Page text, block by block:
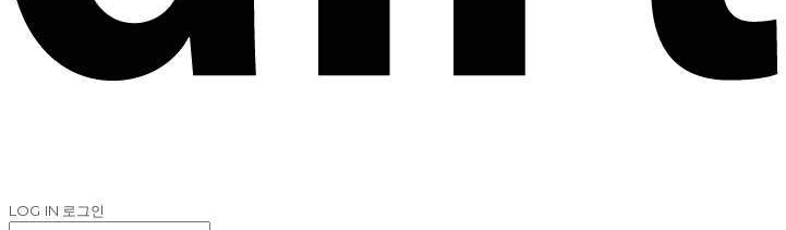
LOG IN 로그인